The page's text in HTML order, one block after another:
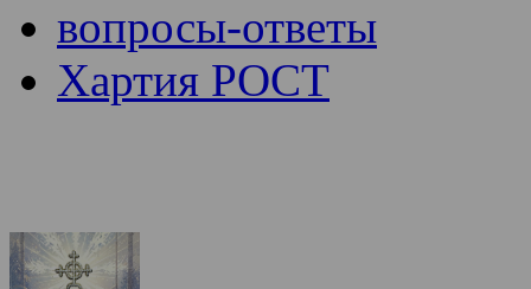
вопросы-ответы
Хартия РОСТ